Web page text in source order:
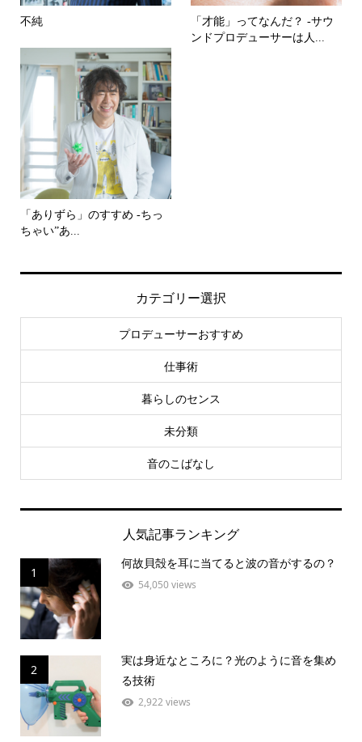
不純
「才能」ってなんだ？ -サウ
ンドプロデューサーは人...
「ありずら」のすすめ -ちっ
ちゃい”あ...
カテゴリー選択
プロデューサーおすすめ
仕事術
暮らしのセンス
未分類
音のこばなし
人気記事ランキング
1
何故貝殻を耳に当てると波の音がするの？
54,050 views
2
実は身近なところに？光のように音を集め
る技術
2,922 views